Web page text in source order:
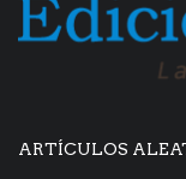
ARTÍCULOS